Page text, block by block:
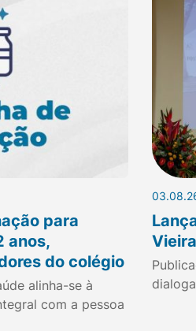
para
anos,
do colégio
alinha-se à
com a pessoa